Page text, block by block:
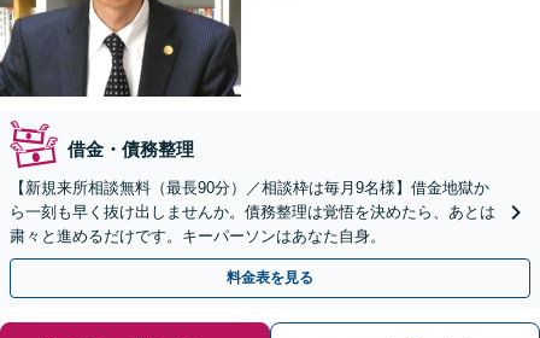
借金・債務整理
【新規来所相談無料（最長90分）／相談枠は毎月9名様】借金地獄か
ら一刻も早く抜け出しませんか。債務整理は覚悟を決めたら、あとは
粛々と進めるだけです。キーパーソンはあなた自身。
料金表を見る